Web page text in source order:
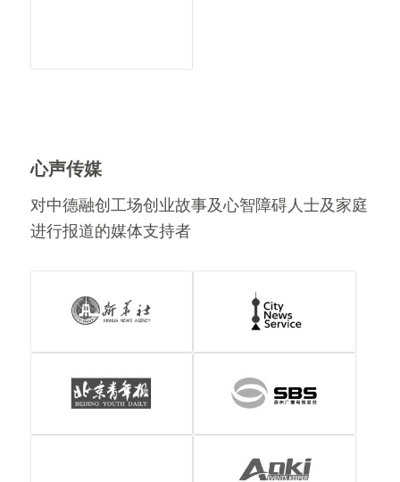
心声传媒
对中德融创工场创业故事及心智障碍人士及家庭
进行报道的媒体支持者